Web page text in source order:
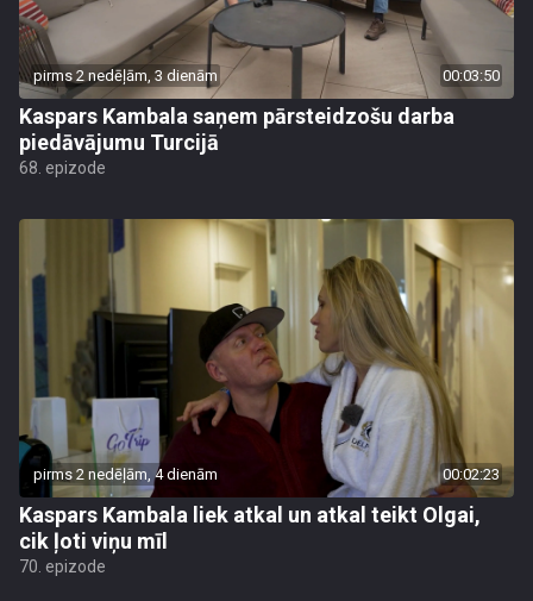
pirms 2 nedēļām, 3 dienām 00:03:50
Kaspars Kambala saņem pārsteidzošu darba
piedāvājumu Turcijā
68. epizode
pirms 2 nedēļām, 4 dienām 00:02:23
Kaspars Kambala liek atkal un atkal teikt Olgai,
cik ļoti viņu mīl
70. epizode